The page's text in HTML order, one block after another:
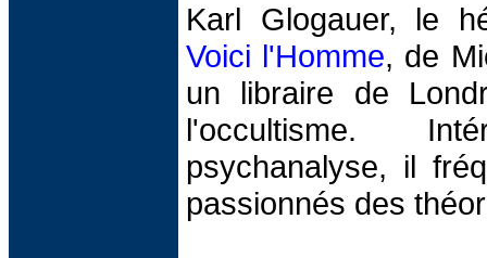
Karl Glogauer, le
Voici l'Homme, de
un libraire de
l'occultisme.
psychanalyse, il
passionnés des